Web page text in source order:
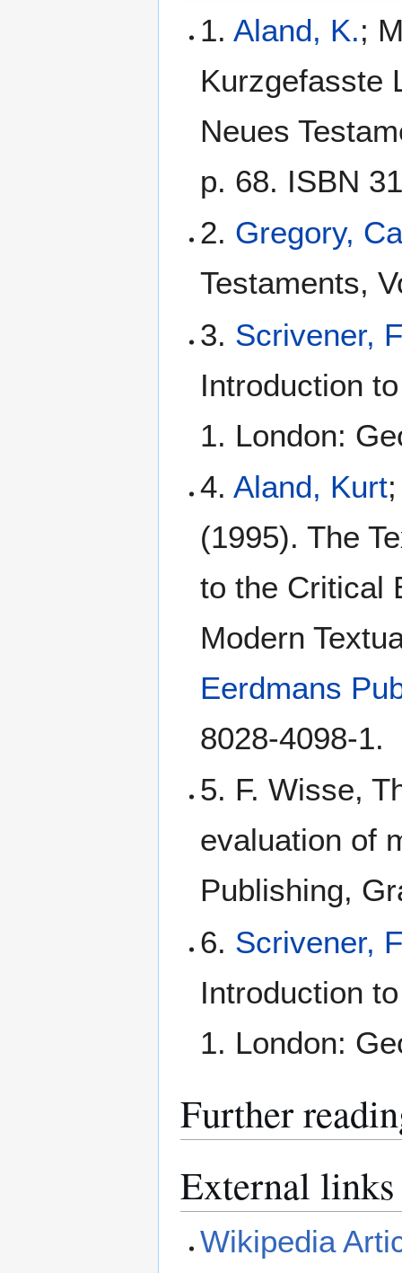
1. Aland, K.;
Kurzgefasste
Neues
p. 68. ISBN
2. Gregory,
Testaments,
3. Scrivener,
Introduction
1. London:
4.Aland, Kurt
(1995). The
to the Critical
Modern
Eerdmans
8028-4098-1.
5. F. Wisse,
evaluation of
Publishing,
6. Scrivener,
Introduction
1. London:
Further
External links
Wikipedia